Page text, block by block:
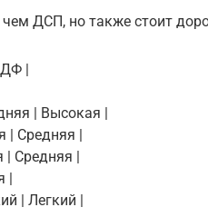
ДСП, но также стоит
|
| Высокая |
| Средняя |
| Средняя |
|
| Легкий |